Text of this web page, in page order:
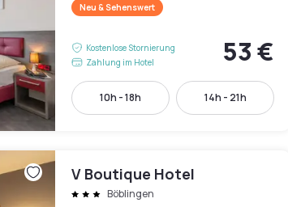
Neu & Sehenswert
Kostenlose Stornierung
Zahlung im Hotel
53 €
10h - 18h 14h - 21h
V Boutique Hotel
Böblingen